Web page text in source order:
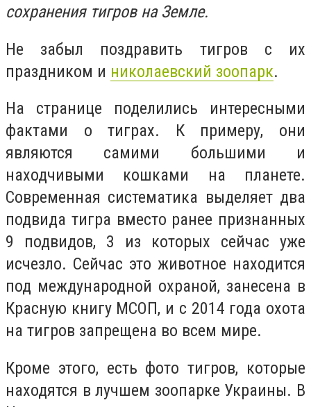
сохранения тигров на Земле.
Не забыл поздравить тигров с их
праздником и николаевский зоопарк.
На странице поделились интересными
фактами о тиграх. К примеру, они
являются самими большими и
находчивыми кошками на планете.
Современная систематика выделяет два
подвида тигра вместо ранее признанных
9 подвидов, 3 из которых сейчас уже
исчезло. Сейчас это животное находится
под международной охраной, занесена в
Красную книгу МСОП, и с 2014 года охота
на тигров запрещена во всем мире.
Кроме этого, есть фото тигров, которые
находятся в лучшем зоопарке Украины. В